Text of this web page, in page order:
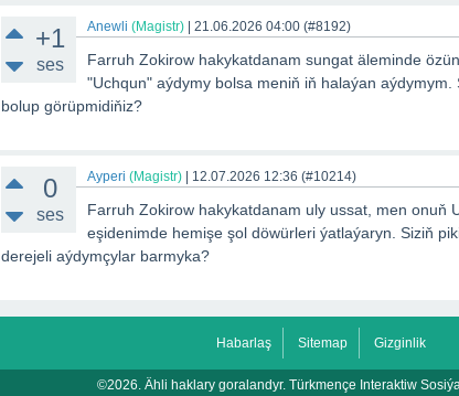
+1
ses
Anewli (Magistr) 21.06.2026 04:00 (#8192)
Farruh Zokirow hakykatdanam sungat äleminde
"Uchqun" aýdymy bolsa meniň iň halaýan
bolup görüpmidiňiz?
0
ses
Ayperi (Magistr) 12.07.2026 12:36 (#10214)
Farruh Zokirow hakykatdanam uly ussat, men onuň
eşidenimde hemişe şol döwürleri ýatlaýaryn. Siziň
derejeli aýdymçylar barmyka?
Habarlaş Sitemap Gizginlik
©2026. Ähli haklary goralandyr. Türkmençe Interaktiw